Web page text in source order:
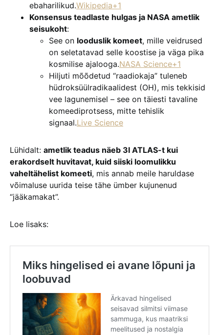
ebaharilikud.Wikipedia+1
Konsensus teadlaste hulgas ja NASA ametlik
seisukoht:
See on looduslik komeet, mille veidrused
on seletatavad selle koostise ja väga pika
kosmilise ajalooga.NASA Science+1
Hiljuti mõõdetud “raadiokaja” tuleneb
hüdroksüülradikaalidest (OH), mis tekkisid
vee lagunemisel – see on täiesti tavaline
komeediprotsess, mitte tehislik
signaal.Live Science
Lühidalt: ametlik teadus näeb 3I ATLAS-t kui
erakordselt huvitavat, kuid siiski loomulikku
vaheltähelist komeeti, mis annab meile haruldase
võimaluse uurida teise tähe ümber kujunenud
“jääkamakat”.
Loe lisaks: